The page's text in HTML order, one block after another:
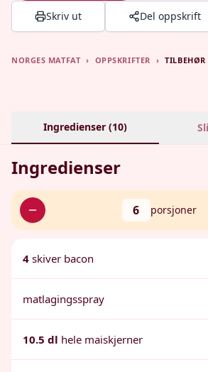
Skriv ut Del oppskrift
NORGES MATFAT › OPPSKRIFTER › TILBEHØR
Ingredienser (10)
Ingredienser
6 porsjoner
4 skiver bacon
matlagingsspray
10.5 dl hele maiskjerner